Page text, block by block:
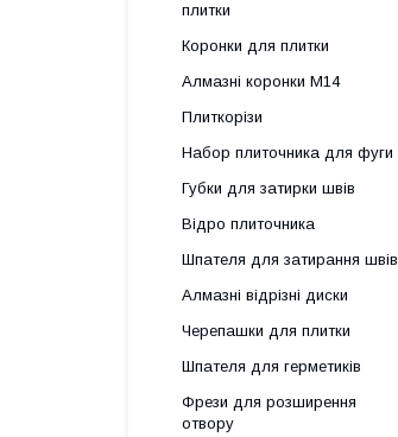
плитки
Коронки для плитки
Алмазні коронки М14
Плиткорізи
Набор плиточника для фуги
Губки для затирки швів
Відро плиточника
Шпателя для затирання швів
Алмазні відрізні диски
Черепашки для плитки
Шпателя для герметиків
Фрези для розширення
отвору